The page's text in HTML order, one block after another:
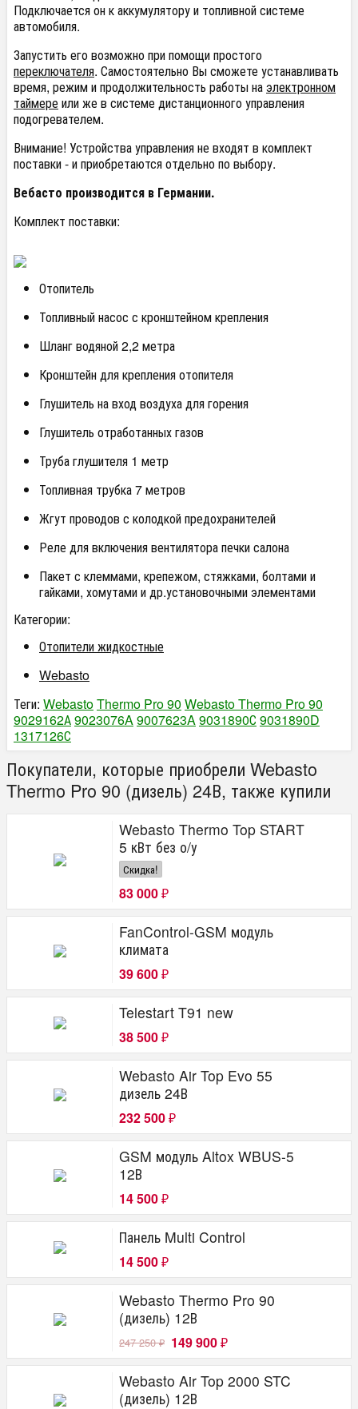
Подключается он к аккумулятору и топливной системе
автомобиля.
Запустить его возможно при помощи простого
переключателя. Самостоятельно Вы сможете устанавливать
время, режим и продолжительность работы наэлектронном
таймереили же в системе дистанционного управления
подогревателем.
Внимание! Устройства управления не входят в комплект
поставки - и приобретаются отдельно по выбору.
Вебасто производится в Германии.
Комплект поставки:
Отопитель
Топливный насос с кронштейном крепления
Шланг водяной 2,2 метра
Кронштейн для крепления отопителя
Глушитель на вход воздуха для горения
Глушитель отработанных газов
Труба глушителя 1 метр
Топливная трубка 7 метров
Жгут проводов с колодкой предохранителей
Реле для включения вентилятора печки салона
Пакет с клеммами, крепежом, стяжками, болтами и
гайками, хомутами и др.установочными элементами
Категории:
Отопители жидкостные
Webasto
Теги: WebastoThermo Pro 90 Webasto Thermo Pro 90
9029162А9023076A9007623A9031890С 9031890D
1317126С
Покупатели, которые приобрели Webasto
Thermo Pro 90 (дизель) 24В, также купили
Webasto Thermo Top START
5 кВт без о/у
Скидка!
83 000 ₽
FanControl-GSM модуль
климата
39 600 ₽
Telestart T91 new
38 500 ₽
Webasto Air Top Evo 55
дизель 24В
232 500 ₽
GSM модуль Altox WBUS-5
12В
14 500 ₽
Панель Multi Control
14 500 ₽
Webasto Thermo Pro 90
(дизель) 12В
247 250₽ 149 900 ₽
Webasto Air Top 2000 STC
(дизель) 12В